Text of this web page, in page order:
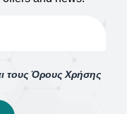
τους Όρους Χρήσης